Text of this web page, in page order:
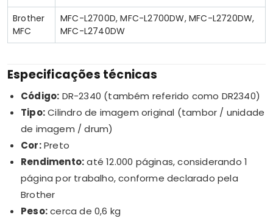
Brother
MFC
MFC-L2700D, MFC-L2700DW, MFC-L2720DW,
MFC-L2740DW
Especificações técnicas
Código: DR-2340 (também referido como DR2340)
Tipo:Cilindro de imagem original (tambor / unidade
de imagem / drum)
Cor:Preto
Rendimento:até 12.000 páginas, considerando 1
página por trabalho, conforme declarado pela
Brother
Peso:cerca de 0,6 kg